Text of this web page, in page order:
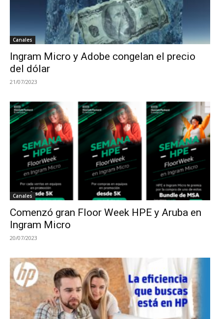
Canales
Ingram Micro y Adobe congelan el precio
del dólar
21/07/2023
Canales
Comenzó gran Floor Week HPE y Aruba en
Ingram Micro
20/07/2023